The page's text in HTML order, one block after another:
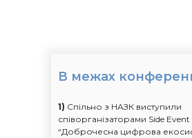
В межах
1) Спільно з НАЗК виступили
співорганізаторами Side Event
“Доброчесна цифрова